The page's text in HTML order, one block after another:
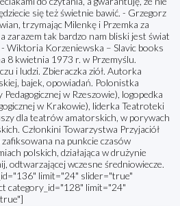
się też świetnie bawić. - Grzegorz
trzymając Milenkę i Przemka za
zarazem tak bardzo nam bliski jest świat
Wiktoria Korzeniewska – Slavic books
8 kwietnia 1973 r. w Przemyślu.
i ludzi. Zbieraczka ziół. Autorka
bajek, opowiadań. Polonistka
w Rzeszowie), logopedka
w Krakowie), liderka Teatroteki
dla teatrów amatorskich, w porywach
Członkini Towarzystwa Przyjaciół
na punkcie czasów
polskich, działająca w drużynie
odtwarzającej wczesne średniowiecze.
limit="24" slider="true"
category_id="128" limit="24"